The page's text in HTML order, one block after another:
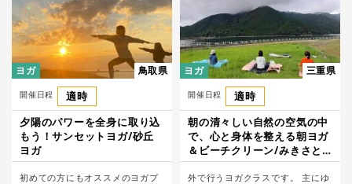
ヨガ 鳥取県
開催日程
適時
夕陽のパワーを全身に取り込
もう！サンセットヨガ/砂丘
ヨガ
初めての方にもオススメのヨガプ
ヨガ 三重県
開催日程
適時
朝の清々しい自然の空気の中
で、心と身体を整える朝ヨガ
＆ビーチクリーン/みきさと
いーぐみ
外で行うヨガクラスです。 主にゆ